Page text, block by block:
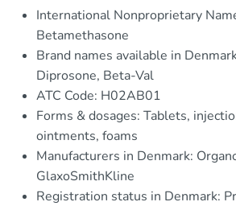
International Nonproprietary
Betamethasone
Brand names available in
Diprosone, Beta-Val
ATC Code: H02AB01
Forms & dosages: Tablets,
ointments, foams
Manufacturers in Denmark:
GlaxoSmithKline
Registration status in Denmark: